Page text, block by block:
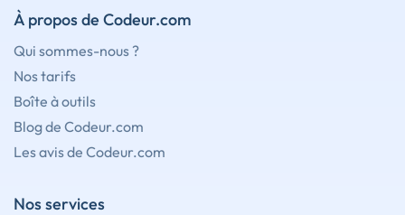
À propos de Codeur.com
Qui sommes-nous ?
Nos tarifs
Boîte à outils
Blog de Codeur.com
Les avis de Codeur.com
Nos services